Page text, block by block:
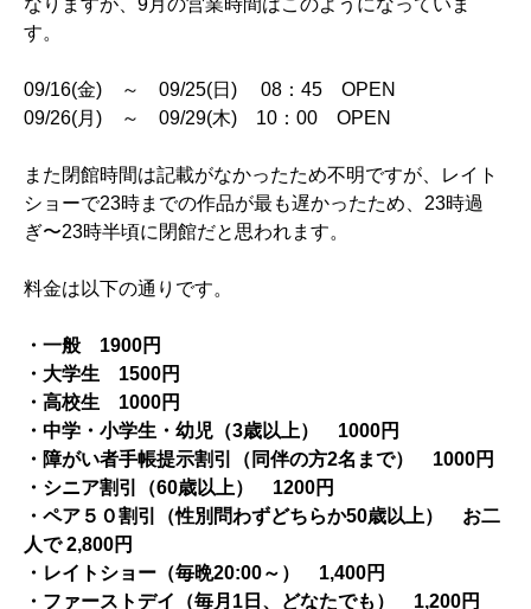
なりますが、9月の営業時間はこのようになっていま
す。
09/16(金) ～ 09/25(日) 08：45 OPEN
09/26(月) ～ 09/29(木) 10：00 OPEN
また閉館時間は記載がなかったため不明ですが、レイト
ショーで23時までの作品が最も遅かったため、23時過
ぎ〜23時半頃に閉館だと思われます。
料金は以下の通りです。
・一般 1900円
・大学生 1500円
・高校生 1000円
・中学・小学生・幼児 （3歳以上） 1000円
・ 障がい者手帳提示割引（同伴の方2名まで） 1000円
・ シニア割引（60歳以上） 1200円
・ペア５０割引（性別問わずどちらか50歳以上） お二
人で 2,800円
・レイトショー（毎晩20:00～） 1,400円
・ ファーストデイ（毎月1日、どなたでも） 1,200円